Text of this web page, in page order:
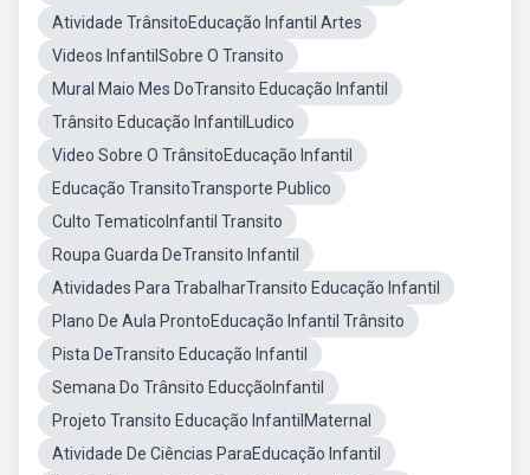
Atividade TrânsitoEducação Infantil Artes
Videos InfantilSobre O Transito
Mural Maio Mes DoTransito Educação Infantil
Trânsito Educação InfantilLudico
Video Sobre O TrânsitoEducação Infantil
Educação TransitoTransporte Publico
Culto TematicoInfantil Transito
Roupa Guarda DeTransito Infantil
Atividades Para TrabalharTransito Educação Infantil
Plano De Aula ProntoEducação Infantil Trânsito
Pista DeTransito Educação Infantil
Semana Do Trânsito EducçãoInfantil
Projeto Transito Educação InfantilMaternal
Atividade De Ciências ParaEducação Infantil